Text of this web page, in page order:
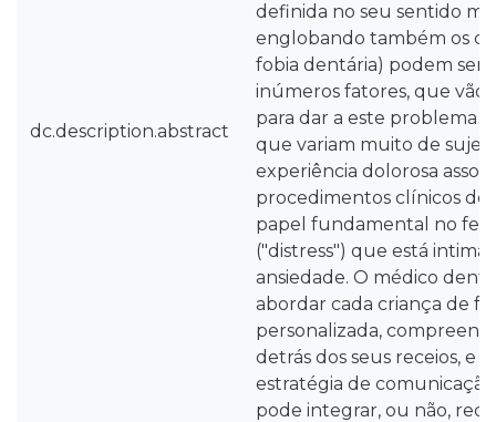
dc.description.abstract
definida no seu sentido
englobando também os
fobia dentária) podem ser
inúmeros fatores, que vão
para dar a este problema
que variam muito de
experiência dolorosa
procedimentos clínicos
papel fundamental no
("distress") que está
ansiedade. O médico
abordar cada criança de
personalizada,
detrás dos seus receios, e
estratégia de
pode integrar, ou não,